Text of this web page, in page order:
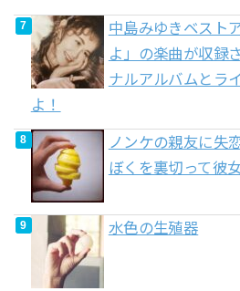
中島みゆきベスト
よ」の楽曲が収録
ナルアルバムとラ
よ！
ノンケの親友に失
ぼくを裏切って彼
水色の生殖器